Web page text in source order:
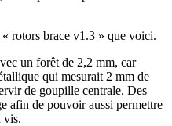
rotors brace v1.3 » que voici.
un forêt de 2,2 mm, car
qui mesurait 2 mm de
de goupille centrale. Des
afin de pouvoir aussi permettre
vis.